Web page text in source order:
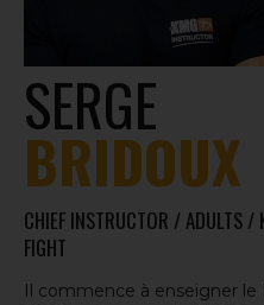
SERGE
BRIDOUX
CHIEF INSTRUCTOR / ADULTS
FIGHT
Il commence à enseigner le